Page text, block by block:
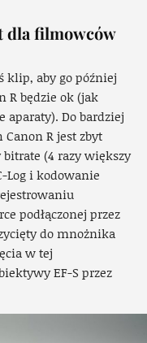
dla filmowców
klip, aby go później
R będzie ok (jak
aparaty). Do bardziej
R jest zbyt
(4 razy większy
Log i kodowanie
podłączonej przez
do mnożnika
w tej
EF-S przez